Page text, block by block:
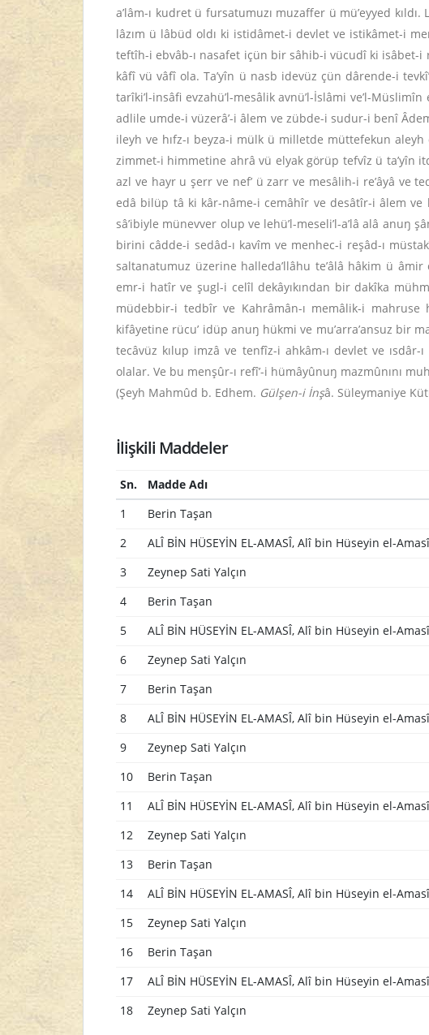
a’lâm-ı kudret ü fursatumuzı muzaffer ü mü’eyyed
lâzım ü lâbüd oldı ki istidâmet-i devlet ve istikâmet-i
teftîh-i ebvâb-ı nasafet içün bir sâhib-i vücudî ki isâbet-
kâfî vü vâfî ola. Ta’yîn ü nasb idevüz çün dârende-i
tarîki’l-insâfi evzahü’l-mesâlik avnü’l-İslâmi ve’l-
adlile umde-i vüzerâ’-i âlem ve zübde-i sudur-i benî
ileyh ve hıfz-ı beyza-i mülk ü milletde müttefekun
zimmet-i himmetine ahrâ vü elyak görüp tefvîz ü ta’yîn
azl ve hayr u şerr ve nef’ ü zarr ve mesâlih-i re’âyâ ve
edâ bilüp tâ ki kâr-nâme-i cemâhîr ve desâtîr-i âlem ve
sâ’ibiyle münevver olup ve lehü’l-meseli’l-a’lâ alâ anuŋ
birini câdde-i sedâd-ı kavîm ve menhec-i reşâd-ı
saltanatumuz üzerine halleda’llâhu te’âlâ hâkim ü âmir
emr-i hatîr ve şugl-i celîl dekâyıkından bir dakîka
müdebbir-i tedbîr ve Kahrâmân-ı memâlik-i mahruse
kifâyetine rücu’ idüp anuŋ hükmi ve mu’arra’ansuz bir
tecâvüz kılup imzâ ve tenfîz-i ahkâm-ı devlet ve
olalar. Ve bu menşûr-ı refî’-i hümâyûnuŋ mazmûnını
(Şeyh Mahmûd b. Edhem. Gülşen-i İnşâ. Süleymaniye
İlişkili Maddeler
Sn. Madde Adı
1
Berin Taşan
2 ALÎ BİN HÜSEYİN EL-AMASÎ, Alî bin Hüseyin el-
3 Zeynep Sati Yalçın
4 Berin Taşan
5 ALÎ BİN HÜSEYİN EL-AMASÎ, Alî bin Hüseyin el-
6 Zeynep Sati Yalçın
7 Berin Taşan
8 ALÎ BİN HÜSEYİN EL-AMASÎ, Alî bin Hüseyin el-
9 Zeynep Sati Yalçın
10 Berin Taşan
11 ALÎ BİN HÜSEYİN EL-AMASÎ, Alî bin Hüseyin el-
12 Zeynep Sati Yalçın
13 Berin Taşan
14 ALÎ BİN HÜSEYİN EL-AMASÎ, Alî bin Hüseyin el-
15 Zeynep Sati Yalçın
16 Berin Taşan
17 ALÎ BİN HÜSEYİN EL-AMASÎ, Alî bin Hüseyin el-
18 Zeynep Sati Yalçın